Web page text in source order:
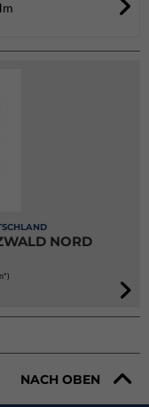
NORD
NACH OBEN